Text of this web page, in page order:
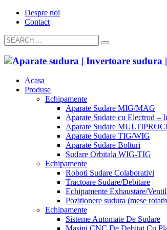
Despre noi
Contact
Acasa
Produse
Echipamente
Aparate Sudare MIG/MAG
Aparate Sudare cu Electrod –
Aparate Sudare
Aparate Sudare TIG/WIG
Aparate Sudare Bolturi
Sudare Orbitala WIG-TIG
Echipamente
Roboti Sudare Colaborativi
Tractoare Sudare/Debitare
Echipamente Exhaustare/
Pozitionere sudura (mese
Echipamente
Sisteme Automate De Sudare